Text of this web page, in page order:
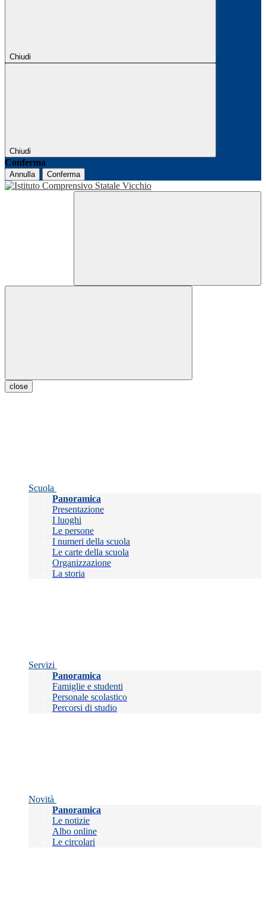
Chiudi
Chiudi
Conferma
Annulla Conferma
close
Scuola
Panoramica
Presentazione
I luoghi
Le persone
I numeri della scuola
Le carte della scuola
Organizzazione
La storia
Servizi
Panoramica
Famiglie e studenti
Personale scolastico
Percorsi di studio
Novità
Panoramica
Le notizie
Albo online
Le circolari